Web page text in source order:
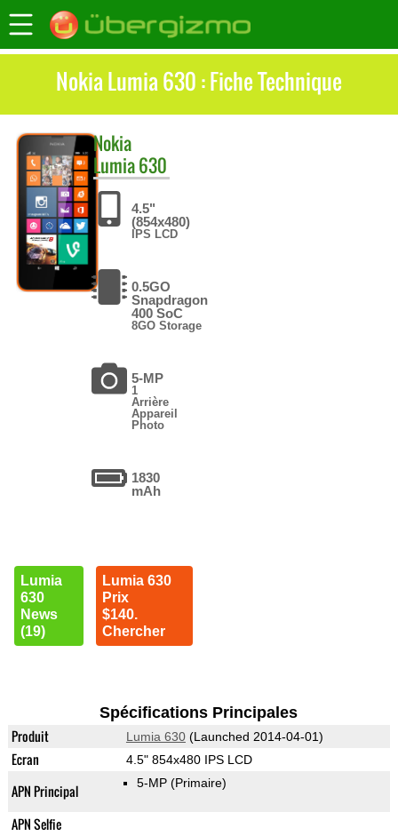
Nokia Lumia 630 : Fiche Technique
Nokia
Lumia 630
4.5"
(854x480)
IPS LCD
0.5GO
Snapdragon
400 SoC
8GO Storage
5-MP
1
Arrière
Appareil
Photo
1830
mAh
Lumia
630
News
(19)
Lumia 630
Prix
$140.
Chercher
Spécifications Principales
Produit Lumia 630(Launched 2014-04-01)
Ecran 4.5" 854x480 IPS LCD
APN Principal 5-MP (Primaire)
APN Selfie